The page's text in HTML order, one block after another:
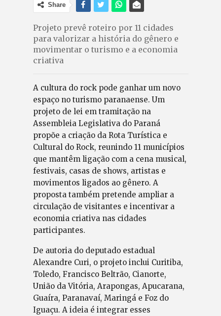
Share
Projeto prevê roteiro por 11 cidades
para valorizar a história do gênero e
movimentar o turismo e a economia
criativa
A cultura do rock pode ganhar um novo
espaço no turismo paranaense. Um
projeto de lei em tramitação na
Assembleia Legislativa do Paraná
propõe a criação da Rota Turística e
Cultural do Rock, reunindo 11 municípios
que mantêm ligação com a cena musical,
festivais, casas de shows, artistas e
movimentos ligados ao gênero. A
proposta também pretende ampliar a
circulação de visitantes e incentivar a
economia criativa nas cidades
participantes.
De autoria do deputado estadual
Alexandre Curi, o projeto inclui Curitiba,
Toledo, Francisco Beltrão, Cianorte,
União da Vitória, Arapongas, Apucarana,
Guaíra, Paranavaí, Maringá e Foz do
Iguaçu. A ideia é integrar esses